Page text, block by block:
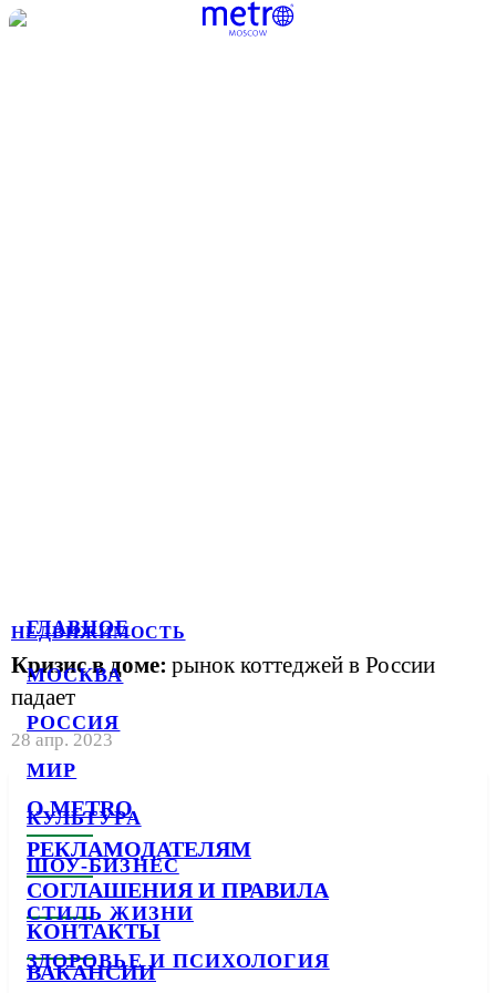
ГЛАВНОЕ
МОСКВА
РОССИЯ
МИР
КУЛЬТУРА
ШОУ-БИЗНЕС
СТИЛЬ ЖИЗНИ
ЗДОРОВЬЕ И ПСИХОЛОГИЯ
НЕДВИЖИМОСТЬ
Кризис в доме: рынок коттеджей в России
падает
28 апр. 2023
О METRO
РЕКЛАМОДАТЕЛЯМ
СОГЛАШЕНИЯ И ПРАВИЛА
КОНТАКТЫ
ВАКАНСИИ